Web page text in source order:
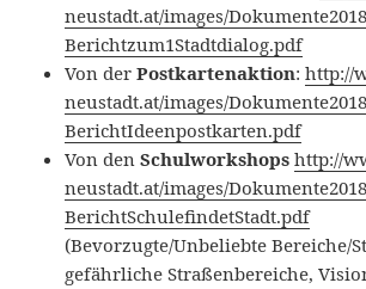
neustadt.at/images/
Berichtzum1Stadtdialog.pdf
Von derPostkartenaktion:http://
neustadt.at/images/
BerichtIdeenpostkarten.pdf
Von denSchulworkshops http://
neustadt.at/images/
BerichtSchulefindetStadt.pdf
(Bevorzugte/Unbeliebte Bereiche/
gefährliche Straßenbereiche,